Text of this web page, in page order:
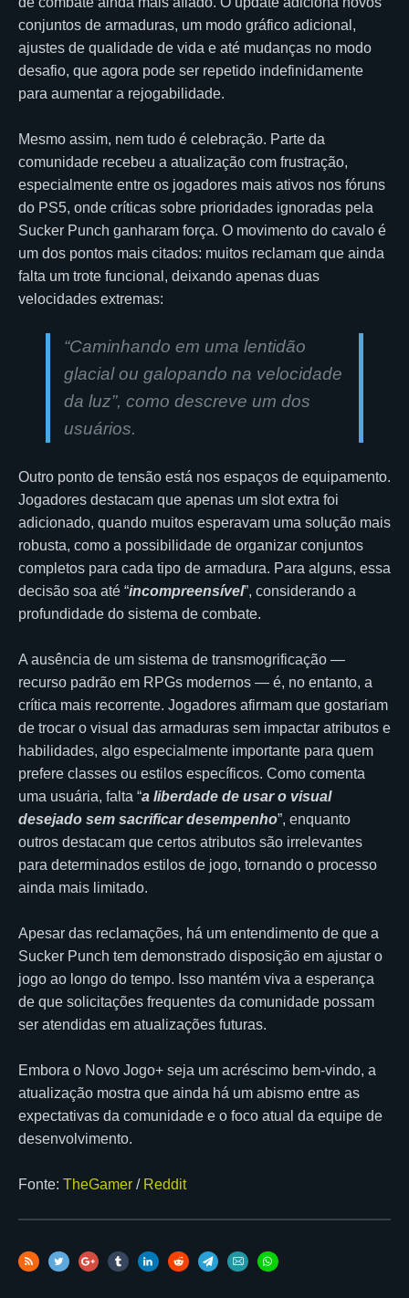
conjuntos de armaduras, um modo gráfico adicional,
ajustes de qualidade de vida e até mudanças no modo
desafio, que agora pode ser repetido indefinidamente
para aumentar a rejogabilidade.
Mesmo assim, nem tudo é celebração. Parte da
comunidade recebeu a atualização com frustração,
especialmente entre os jogadores mais ativos nos fóruns
do PS5, onde críticas sobre prioridades ignoradas pela
Sucker Punch ganharam força. O movimento do cavalo é
um dos pontos mais citados: muitos reclamam que ainda
falta um trote funcional, deixando apenas duas
velocidades extremas:
“Caminhando em uma lentidão
glacial ou galopando na velocidade
da luz”, como descreve um dos
usuários.
Outro ponto de tensão está nos espaços de equipamento.
Jogadores destacam que apenas um slot extra foi
adicionado, quando muitos esperavam uma solução mais
robusta, como a possibilidade de organizar conjuntos
completos para cada tipo de armadura. Para alguns, essa
decisão soa até “incompreensível”, considerando a
profundidade do sistema de combate.
A ausência de um sistema de transmogrificação —
recurso padrão em RPGs modernos — é, no entanto, a
crítica mais recorrente. Jogadores afirmam que gostariam
de trocar o visual das armaduras sem impactar atributos e
habilidades, algo especialmente importante para quem
prefere classes ou estilos específicos. Como comenta
uma usuária, falta “a liberdade de usar o visual
desejado sem sacrificar desempenho”, enquanto
outros destacam que certos atributos são irrelevantes
para determinados estilos de jogo, tornando o processo
ainda mais limitado.
Apesar das reclamações, há um entendimento de que a
Sucker Punch tem demonstrado disposição em ajustar o
jogo ao longo do tempo. Isso mantém viva a esperança
de que solicitações frequentes da comunidade possam
ser atendidas em atualizações futuras.
Embora o Novo Jogo+ seja um acréscimo bem-vindo, a
atualização mostra que ainda há um abismo entre as
expectativas da comunidade e o foco atual da equipe de
desenvolvimento.
Fonte: TheGamer / Reddit